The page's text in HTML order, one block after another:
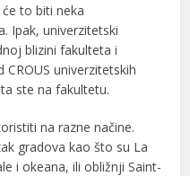
to biti neka
Ipak, univerzitetski
blizini fakulteta i
univerzitetskih
ste na fakultetu.
na razne načine.
gradova kao što su La
i okeana, ili obližnji Saint-